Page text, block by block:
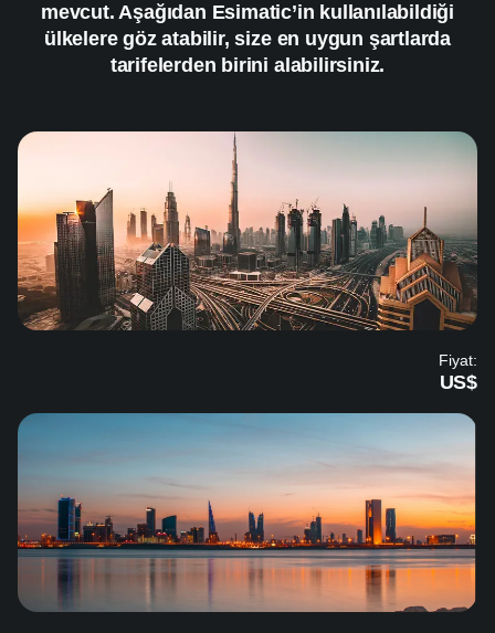
mevcut. Aşağıdan Esimatic’in kullanılabildiği
ülkelere göz atabilir, size en uygun şartlarda
tarifelerden birini alabilirsiniz.
Fiyat:
US$